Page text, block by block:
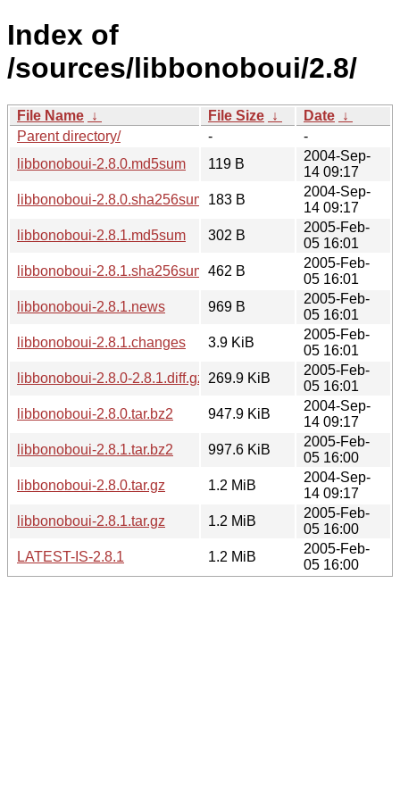
Index of
/sources/libbonoboui/2.8/
File Name ↓ File Size ↓ Date ↓
Parent directory/
-
-
libbonoboui-2.8.0.md5sum
119 B
2004-Sep-
14 09:17
libbonoboui-2.8.0.sha256sum
183 B
2004-Sep-
14 09:17
libbonoboui-2.8.1.md5sum
302 B
2005-Feb-
05 16:01
libbonoboui-2.8.1.sha256sum 462 B
2005-Feb-
05 16:01
libbonoboui-2.8.1.news
969 B
2005-Feb-
05 16:01
libbonoboui-2.8.1.changes
3.9 KiB
2005-Feb-
05 16:01
libbonoboui-2.8.0-2.8.1.diff.gz
269.9 KiB
2005-Feb-
05 16:01
libbonoboui-2.8.0.tar.bz2
947.9 KiB
2004-Sep-
14 09:17
libbonoboui-2.8.1.tar.bz2
997.6 KiB
2005-Feb-
05 16:00
libbonoboui-2.8.0.tar.gz
1.2 MiB
2004-Sep-
14 09:17
libbonoboui-2.8.1.tar.gz
1.2 MiB
2005-Feb-
05 16:00
LATEST-IS-2.8.1
1.2 MiB
2005-Feb-
05 16:00